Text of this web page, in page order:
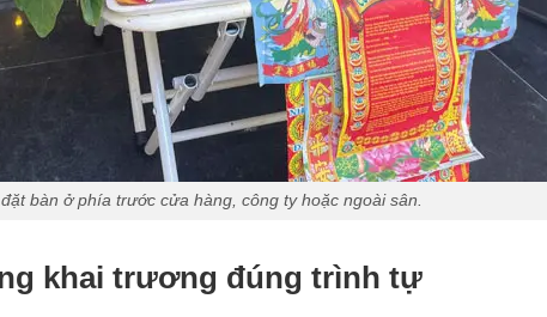
bàn ở phía trước cửa hàng, công ty hoặc ngoài sân.
khai trương đúng trình tự